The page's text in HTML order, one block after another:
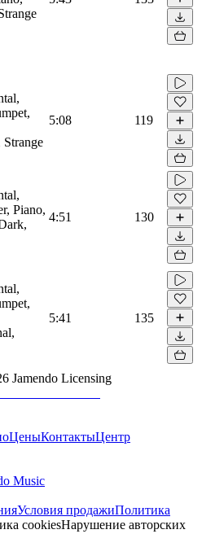
5:08 119
Piano,
4:51 130
5:41 135
Jamendo Licensing
ЦеныКонтактыЦентр
Music
Условия продажиПолитика
cookiesНарушение авторских